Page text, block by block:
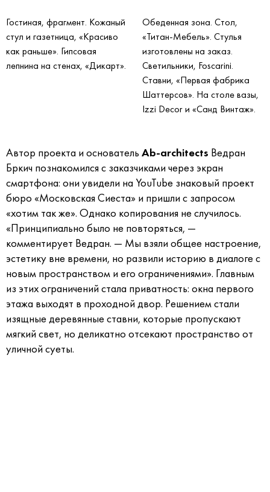
Гостиная, фрагмент. Кожаный
стул и газетница, «Красиво
как раньше». Гипсовая
лепнина на стенах, «Дикарт».
Обеденная зона. Стол,
«Титан-Мебель». Стулья
изготовлены на заказ.
Светильники, Foscarini.
Ставни, «Первая фабрика
Шаттерсов». На столе вазы,
Izzi Decor и «Санд Винтаж».
Автор проекта и основатель Ab-architects Ведран
Бркич познакомился с заказчиками через экран
смартфона: они увидели на YouTube знаковый проект
бюро «Московская Сиеста» и пришли с запросом
«хотим так же». Однако копирования не случилось.
«Принципиально было не повторяться, —
комментирует Ведран. — Мы взяли общее настроение,
эстетику вне времени, но развили историю в диалоге с
новым пространством и его ограничениями». Главным
из этих ограничений стала приватность: окна первого
этажа выходят в проходной двор. Решением стали
изящные деревянные ставни, которые пропускают
мягкий свет, но деликатно отсекают пространство от
уличной суеты.